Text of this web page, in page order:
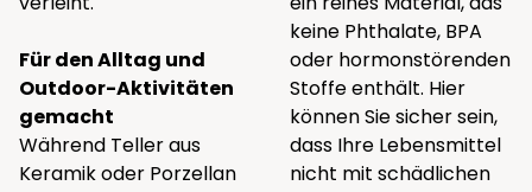
Für den Alltag und
Outdoor-Aktivitäten
gemacht
Während Teller aus
Keramik oder Porzellan
keine Phthalate, BPA
oder hormonstörenden
Stoffe enthält. Hier
können Sie sicher sein,
dass Ihre Lebensmittel
nicht mit schädlichen